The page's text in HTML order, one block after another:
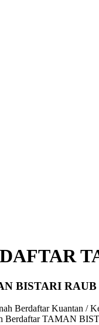
BISTARI RAUB
Berdaftar TAMAN